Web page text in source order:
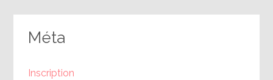
Méta
Inscription